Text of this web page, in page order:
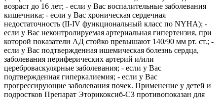
возраст до 16 лет; - если у Вас воспалительные заболевания
кишечника; - если у Вас хроническая сердечная
недостаточность (II-IV функциональный класс по NYHA); -
если у Вас неконтролируемая артериальная гипертензия, при
которой показатели АД стойко превышают 140/90 мм рт. ст.; -
если у Вас подтвержденная ишемическая болезнь сердца,
заболевания периферических артерий и/или
цереброваскулярные заболевания; - если у Вас
подтвержденная гиперкалиемия; - если у Вас
прогрессирующие заболевания почек. Применение у детей и
подростков Препарат Эторикоксиб-СЗ противопоказан для